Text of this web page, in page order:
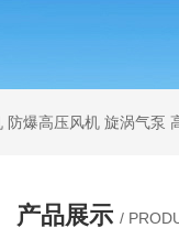
爆高压风机 旋涡气泵
产品展示 /